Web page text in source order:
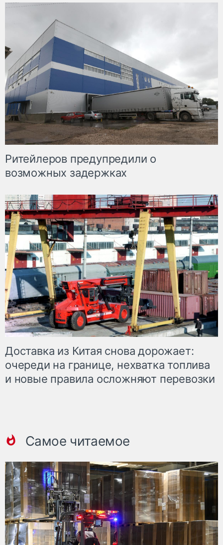
Ритейлеров предупредили о
возможных задержках
Доставка из Китая снова дорожает:
очереди на границе, нехватка топлива
и новые правила осложняют перевозки
Самое читаемое